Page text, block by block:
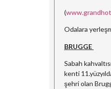
(
Odalara
BRUGGE
Sabah
kenti
şehri olan